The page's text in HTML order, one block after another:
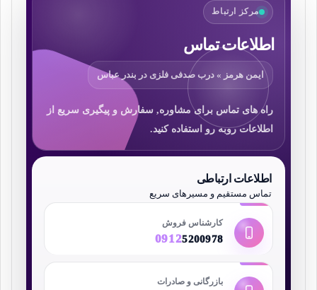
مرکز ارتباط
اطلاعات تماس
ایمن هرمز » درب صدفی فلزی در بندر عباس
راه های تماس برای مشاوره, سفارش و پیگیری سریع از
اطلاعات روبه رو استفاده کنید.
اطلاعات ارتباطی
تماس مستقیم و مسیرهای سریع
کارشناس فروش
09125200978
بازرگانی و صادرات